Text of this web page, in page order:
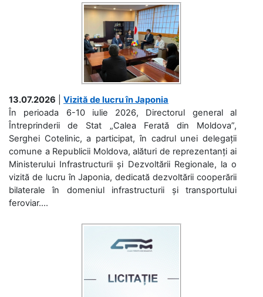
13.07.2026
Vizită de lucru în Japonia
În perioada 6-10 iulie 2026, Directorul general al
Întreprinderii de Stat „Calea Ferată din Moldova”,
Serghei Cotelinic, a participat, în cadrul unei delegații
comune a Republicii Moldova, alături de reprezentanți ai
Ministerului Infrastructurii și Dezvoltării Regionale, la o
vizită de lucru în Japonia, dedicată dezvoltării cooperării
bilaterale în domeniul infrastructurii și transportului
feroviar....